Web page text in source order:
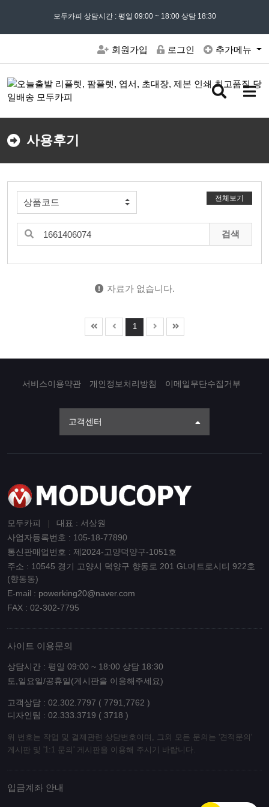
모든 문의는02) 302 - 7797및 ' 견적문의 ' 게시판을 이용해주세요
모두카피 상담시간 : 평일 09:00 ~ 18:00 상담 18:30
회원가입 로그인 추가메뉴
검
버
메
버
사용후기
전체보기
검색
자료가 없습니다.
1
서비스이용약관 개인정보처리방침 이메일무단수집거부
고객센터
모두카피
대표 : 서상원
사업자등록번호 : 105-18-77890
통신판매업번호 : 제2024-고양덕양구-1051호
주소 : 10545 경기 고양시 덕양구 향동로 201 GL메트로시티 922호
(향동동)
E-mail : powerking20@naver.com
FAX : 02-302-7795
사이트 이용문의
상담시간 : 평일 09:00 ~ 18:00 상담 18:30
토,일요일/공휴일(게시판을 이용해주세요)
고객상담 : 02.302.7797 ( 7791,7762 )
디자인팀 : 02.333.3719 ( 3718 )
위 번호는 작업 및 결제관련 상담번호이며, 그외 모든 문의는 '견적문의'
게시판 및 '1:1 문의' 게시판을 이용해 주시기 바랍니다.
입금계좌 안내